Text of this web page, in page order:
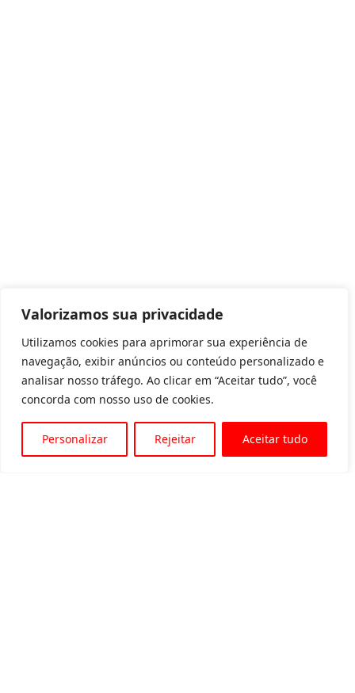
Valorizamos sua privacidade
Utilizamos cookies para aprimorar sua experiência de
navegação, exibir anúncios ou conteúdo personalizado e
analisar nosso tráfego. Ao clicar em “Aceitar tudo”, você
concorda com nosso uso de cookies.
Personalizar Rejeitar Aceitar tudo